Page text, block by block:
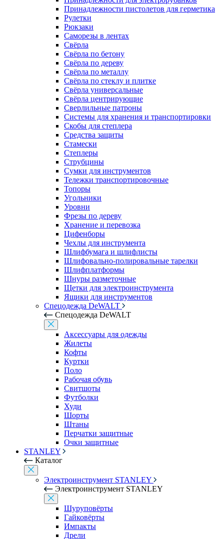
Принадлежности пистолетов для герметика
Рулетки
Рюкзаки
Саморезы в лентах
Свёрла
Свёрла по бетону
Свёрла по дереву
Свёрла по металлу
Свёрла по стеклу и плитке
Свёрла универсальные
Свёрла центрирующие
Сверлильные патроны
Системы для хранения и транспортировки
Скобы для степлера
Средства защиты
Стамески
Степлеры
Струбцины
Сумки для инструментов
Тележки транспортировочные
Топоры
Угольники
Уровни
Фрезы по дереву
Хранение и перевозка
Цифенборы
Чехлы для инструмента
Шлифбумага и шлифлисты
Шлифовально-полировальные тарелки
Шлифплатформы
Шнуры разметочные
Щетки для электроинструмента
Ящики для инструментов
Спецодежда DeWALT
Спецодежда DeWALT
Аксессуары для одежды
Жилеты
Кофты
Куртки
Поло
Рабочая обувь
Свитшоты
Футболки
Худи
Шорты
Штаны
Перчатки защитные
Очки защитные
STANLEY
Каталог
Электроинструмент STANLEY
Электроинструмент STANLEY
Шуруповёрты
Гайковёрты
Импакты
Дрели